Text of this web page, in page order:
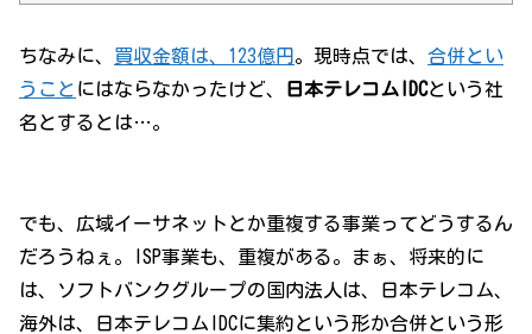
ちなみに、 買収金額は、123億円 。現時点では、 合併とい
うこと にはならなかったけど、 日本テレコムIDCという社
名とするとは…。
でも、広域イーサネットとか重複する事業ってどうするん
だろうねぇ。ISP事業も、重複がある。まぁ、将来的に
は、ソフトバンクグループの国内法人は、日本テレコム、
海外は、日本テレコムIDCに集約という形か合併という形